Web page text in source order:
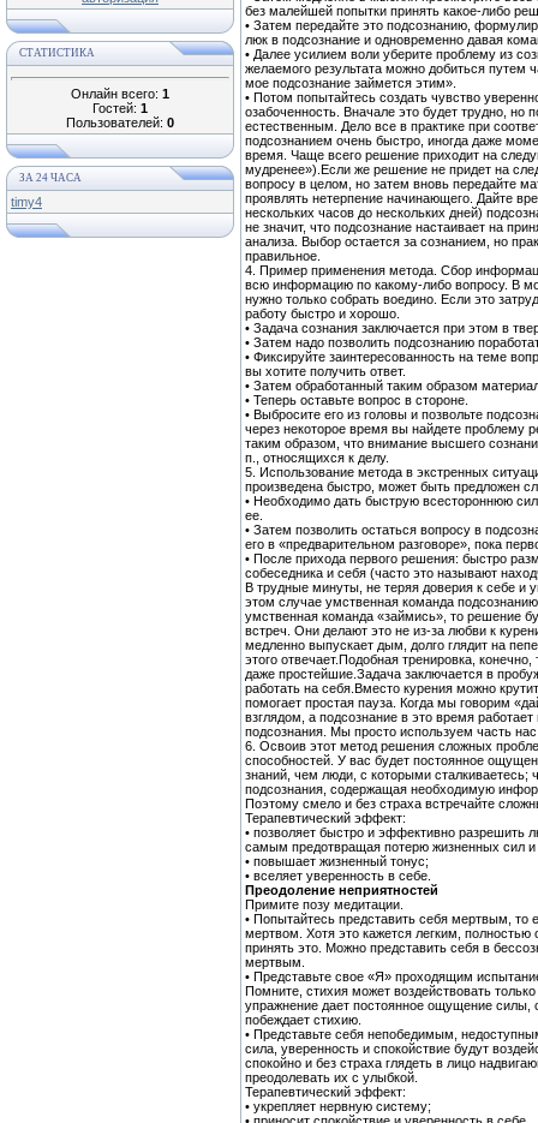
СТАТИСТИКА
Онлайн всего: 1
Гостей: 1
Пользователей: 0
ЗА 24 ЧАСА
timy4
без малейшей попытки принять какое-либо
• Затем передайте это подсознанию,
люк в подсознание и одновременно давая
• Далее усилием воли уберите проблему из
желаемого результата можно добиться путем
мое подсознание займется этим».
• Потом попытайтесь создать чувство
озабоченность. Вначале это будет трудно, но
естественным. Дело все в практике при
подсознанием очень быстро, иногда даже
время. Чаще всего решение приходит на
мудренее»).Если же решение не придет на
вопросу в целом, но затем вновь передайте
проявлять нетерпение начинающего. Дайте
нескольких часов до нескольких дней)
не значит, что подсознание настаивает на
анализа. Выбор остается за сознанием, но
правильное.
4. Пример применения метода. Сбор
всю информацию по какому-либо вопросу. В
нужно только собрать воедино. Если это
работу быстро и хорошо.
• Задача сознания заключается при этом в
• Затем надо позволить подсознанию
• Фиксируйте заинтересованность на теме
вы хотите получить ответ.
• Затем обработанный таким образом
• Теперь оставьте вопрос в стороне.
• Выбросите его из головы и позвольте
через некоторое время вы найдете проблему
таким образом, что внимание высшего
п., относящихся к делу.
5. Использование метода в экстренных
произведена быстро, может быть предложен
• Необходимо дать быструю всестороннюю
ее.
• Затем позволить остаться вопросу в
его в «предварительном разговоре», пока
• После прихода первого решения: быстро
собеседника и себя (часто это называют
В трудные минуты, не теряя доверия к себе и
этом случае умственная команда
умственная команда «займись», то решение
встреч. Они делают это не из-за любви к
медленно выпускает дым, долго глядит на
этого отвечает.Подобная тренировка,
даже простейшие.Задача заключается в
работать на себя.Вместо курения можно
помогает простая пауза. Когда мы говорим
взглядом, а подсознание в это время
подсознания. Мы просто используем часть
6. Освоив этот метод решения сложных
способностей. У вас будет постоянное
знаний, чем люди, с которыми сталкиваетесь;
подсознания, содержащая необходимую
Поэтому смело и без страха встречайте
Терапевтический эффект:
• позволяет быстро и эффективно разрешить
самым предотвращая потерю жизненных сил и
• повышает жизненный тонус;
• вселяет уверенность в себе.
Преодоление неприятностей
Примите позу медитации.
• Попытайтесь представить себя мертвым,
мертвом. Хотя это кажется легким, полностью
принять это. Можно представить себя в
мертвым.
• Представьте свое «Я» проходящим
Помните, стихия может воздействовать
упражнение дает постоянное ощущение
побеждает стихию.
• Представьте себя непобедимым,
сила, уверенность и спокойствие будут
спокойно и без страха глядеть в лицо
преодолевать их с улыбкой.
Терапевтический эффект:
• укрепляет нервную систему;